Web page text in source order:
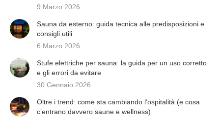
9 Marzo 2026
Sauna da esterno: guida tecnica alle predisposizioni e
consigli utili
6 Marzo 2026
Stufe elettriche per sauna: la guida per un uso corretto
e gli errori da evitare
30 Gennaio 2026
Oltre i trend: come sta cambiando l’ospitalità (e cosa
c’entrano davvero saune e wellness)